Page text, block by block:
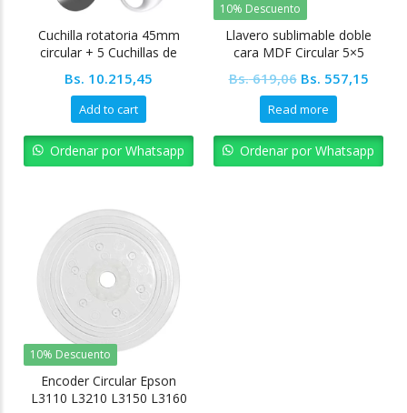
Cuchilla rotatoria 45mm
circular + 5 Cuchillas de
Bs. 10.215,45
Add to cart
Ordenar por Whatsapp
10% Descuento
Llavero sublimable doble
cara MDF Circular 5×5
Bs.619,06 Original
price
was:
Bs. 619,06.
Bs. 557,15
Bs.
Read more
Ordenar por Whatsapp
10% Descuento
Encoder Circular Epson
L3110 L3210 L3150 L3160